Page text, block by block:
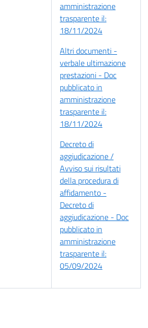
amministrazione
trasparente il:
18/11/2024
Altri documenti -
verbale ultimazione
prestazioni - Doc
pubblicato in
amministrazione
trasparente il:
18/11/2024
Decreto di
aggiudicazione /
Avviso sui risultati
della procedura di
affidamento -
Decreto di
aggiudicazione - Doc
pubblicato in
amministrazione
trasparente il:
05/09/2024